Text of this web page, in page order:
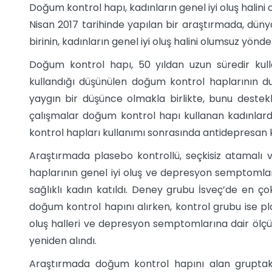
Doğum kontrol hapı, kadınların genel iyi oluş
Nisan 2017 tarihinde yapılan bir araştırmada,
birinin, kadınların genel iyi oluş halini olumsuz
Doğum kontrol hapı, 50 yıldan uzun süredir
kullandığı düşünülen doğum kontrol haplarının
yaygın bir düşünce olmakla birlikte, bunu
çalışmalar doğum kontrol hapı kullanan
kontrol hapları kullanımı sonrasında
Araştırmada plasebo kontrollü, seçkisiz
haplarının genel iyi oluş ve depresyon
sağlıklı kadın katıldı. Deney grubu İsveç’de en
doğum kontrol hapını alırken, kontrol grubu ise
oluş halleri ve depresyon semptomlarına dair
yeniden alındı.
Araştırmada doğum kontrol hapını alan